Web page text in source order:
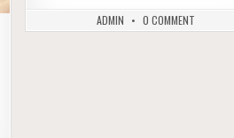
ADMIN 0 COMMENT